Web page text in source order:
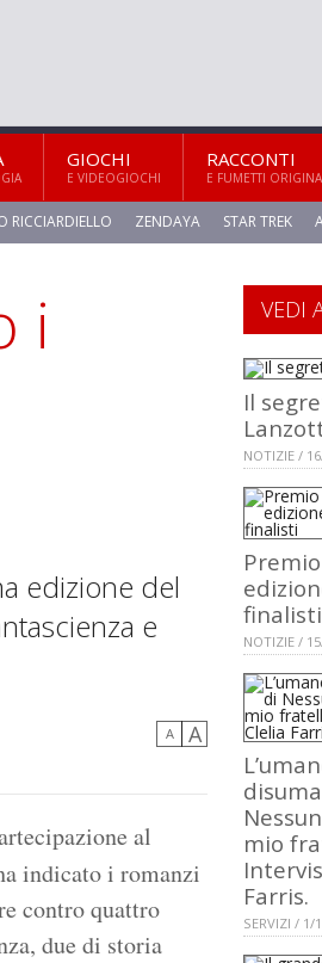
GIOCHI
E VIDEOGIOCHI
RACCONTI
E FUMETTI
RICCIARDIELLO ZENDAYA STAR TREK
i
edizione del
e
A A
al
indicato i romanzi
contro quattro
due di storia
VEDI
Il
NOTIZIE /
finalisti
NOTIZIE /
mio
Farris.
SERVIZI / 1/